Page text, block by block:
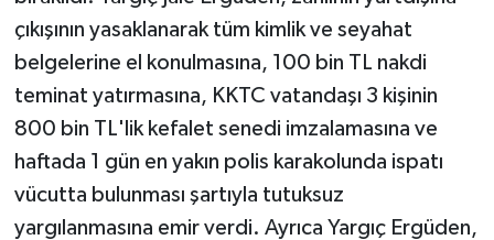
çıkışının yasaklanarak tüm kimlik ve seyahat
belgelerine el konulmasına, 100 bin TL nakdi
teminat yatırmasına, KKTC vatandaşı 3 kişinin
800 bin TL'lik kefalet senedi imzalamasına ve
haftada 1 gün en yakın polis karakolunda ispatı
vücutta bulunması şartıyla tutuksuz
yargılanmasına emir verdi. Ayrıca Yargıç Ergüden,